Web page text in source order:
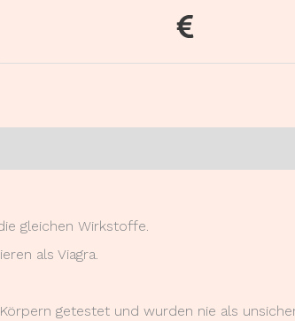
gleichen Wirkstoffe.
als Viagra.
getestet und wurden nie als